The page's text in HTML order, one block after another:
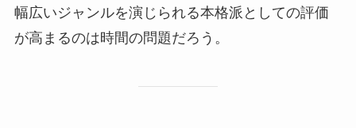
幅広いジャンルを演じられる本格派としての評価
が高まるのは時間の問題だろう。